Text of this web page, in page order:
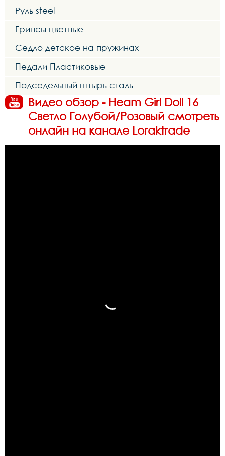
Руль steel
Грипсы цветные
Седло детское на пружинах
Педали Пластиковые
Подседельный штырь сталь
Видео обзор - Heam Girl Doll 16
Светло Голубой/Розовый смотреть
онлайн на канале Loraktrade